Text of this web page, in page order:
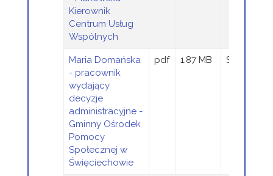
Kierownik
Centrum Usług
Wspólnych
Maria Domańska
- pracownik
wydający
decyzje
administracyjne -
Gminny Ośrodek
Pomocy
Społecznej w
Święciechowie
pdf 1.87 MB Sandra